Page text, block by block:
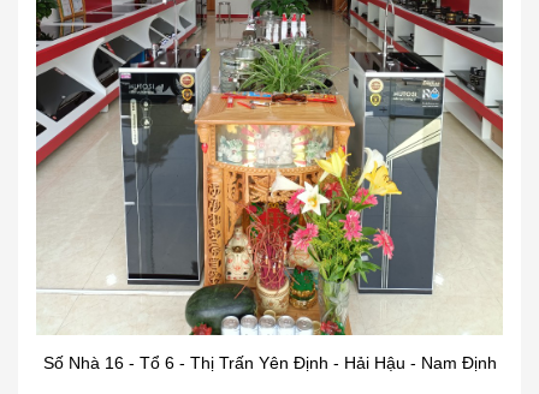
Số Nhà 16 - Tổ 6 - Thị Trấn Yên Định - Hải Hậu - Nam Định